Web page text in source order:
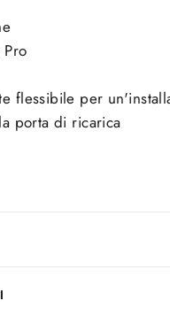
flessibile per
porta di ricarica